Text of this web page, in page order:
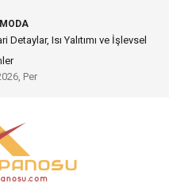
Önemi Nasıl Anlaşılır?
Per